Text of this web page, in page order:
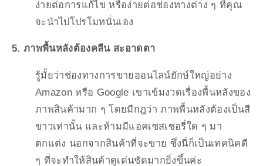
ง่ายต่อการแก้ไข หรือง่ายต่อช่องทางต่าง ๆ ที่คุณ
จะนำไปโปรโมทนั่นเอง
5. ภาพพื้นหลังต้องคลีน สะอาดตา
รู้มั้ยว่าช่องทางการขายออนไลน์ยักษ์ใหญ่อย่าง
Amazon หรือ Google เขาเข้มงวดเรื่องพื้นหลังของ
ภาพสินค้ามาก ๆ โดยมีกฎว่า ภาพพื้นหลังต้องเป็นสี
ขาวเท่านั้น และห้ามมีแอคเซสเซอรี่ใด ๆ มา
ตกแต่ง นอกจากสินค้าที่จะขาย ซึ่งนี่ก็เป็นเทคนิคดี
ๆ ที่จะทำให้สินค้าดูเด่นชัดมากยิ่งขึ้นค่ะ